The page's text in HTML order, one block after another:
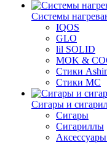
Системы
IQOS
GLO
lil SOLID
MOK &
Стики
Стики MC
Сигары и
Сигары
Сигариллы